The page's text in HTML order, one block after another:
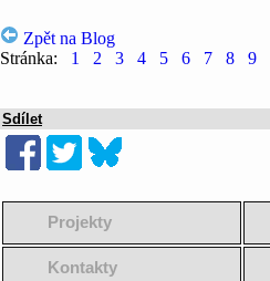
Zpět na Blog
Stránka:
1 2 3 4 5 6 7 8 9
Sdílet
Projekty
Kontakty